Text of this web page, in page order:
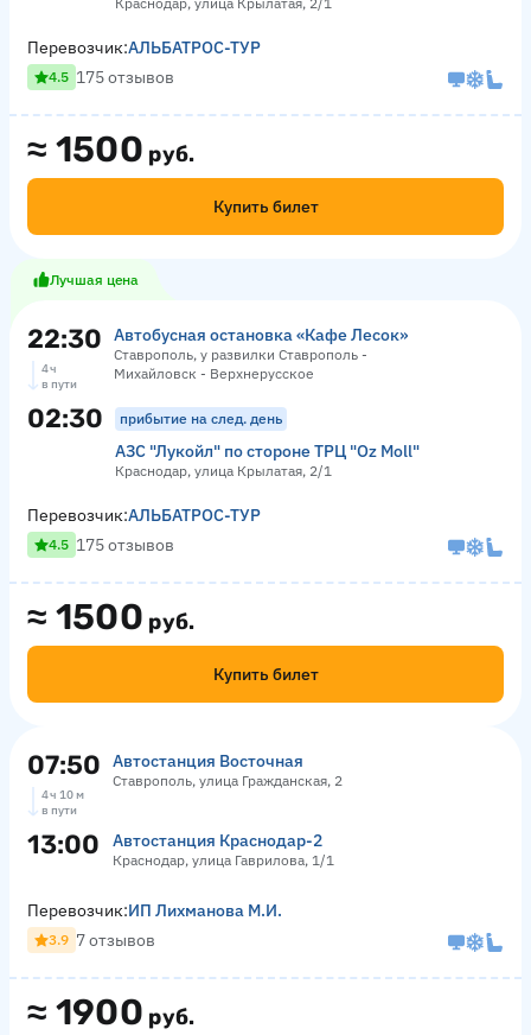
≈ 1500 руб.
Купить билет
Перевозчик:АЛЬБАТРОС-ТУР
4.5 175 отзывов
Лучшая цена
22:30 Автобусная остановка «Кафе Лесок»
Ставрополь, у развилки Ставрополь -
Михайловск - Верхнерусское
4 ч
в пути
02:30 прибытие на след. день
АЗС "Лукойл" по стороне ТРЦ "Оz Moll"
Краснодар, улица Крылатая, 2/1
≈ 1500 руб.
Купить билет
Перевозчик:АЛЬБАТРОС-ТУР
4.5 175 отзывов
07:50 Автостанция Восточная
Ставрополь, улица Гражданская, 2
4 ч 10 м
в пути
13:00 Автостанция Краснодар-2
Краснодар, улица Гаврилова, 1/1
≈ 1900 руб.
Перевозчик:ИП Лихманова М.И.
3.9 7 отзывов